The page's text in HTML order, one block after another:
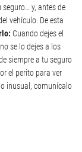
y, antes de
vehículo. De esta
Cuando dejes el
se lo dejes a los
siempre a tu seguro
el perito para ver
inusual, comunícalo